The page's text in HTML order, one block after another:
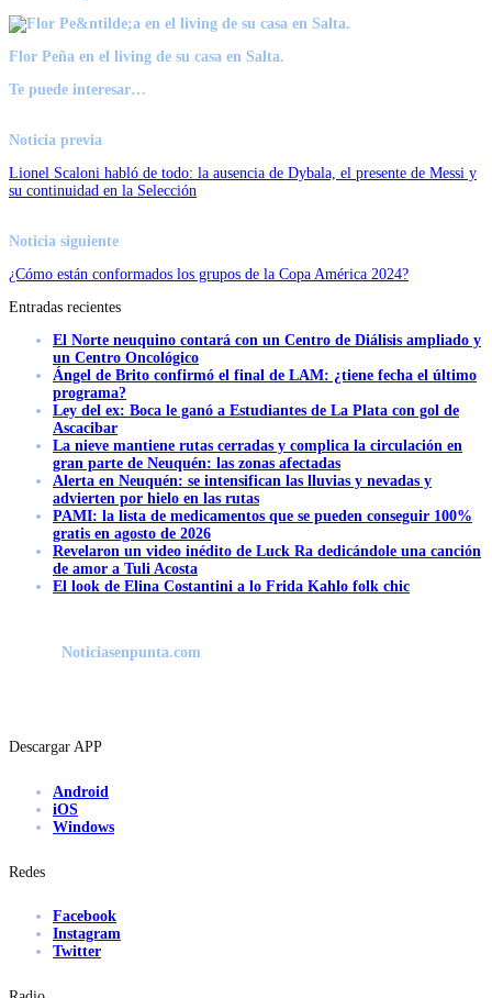
Flor Peña en el living de su casa en Salta.
Te puede interesar…
Noticia previa
Lionel Scaloni habló de todo: la ausencia de Dybala, el presente de Messi y
su continuidad en la Selección
Noticia siguiente
¿Cómo están conformados los grupos de la Copa América 2024?
Entradas recientes
El Norte neuquino contará con un Centro de Diálisis ampliado y
un Centro Oncológico
Ángel de Brito confirmó el final de LAM: ¿tiene fecha el último
programa?
Ley del ex: Boca le ganó a Estudiantes de La Plata con gol de
Ascacibar
La nieve mantiene rutas cerradas y complica la circulación en
gran parte de Neuquén: las zonas afectadas
Alerta en Neuquén: se intensifican las lluvias y nevadas y
advierten por hielo en las rutas
PAMI: la lista de medicamentos que se pueden conseguir 100%
gratis en agosto de 2026
Revelaron un video inédito de Luck Ra dedicándole una canción
de amor a Tuli Acosta
El look de Elina Costantini a lo Frida Kahlo folk chic
Noticiasenpunta.com
Descargar APP
Android
iOS
Windows
Redes
Facebook
Instagram
Twitter